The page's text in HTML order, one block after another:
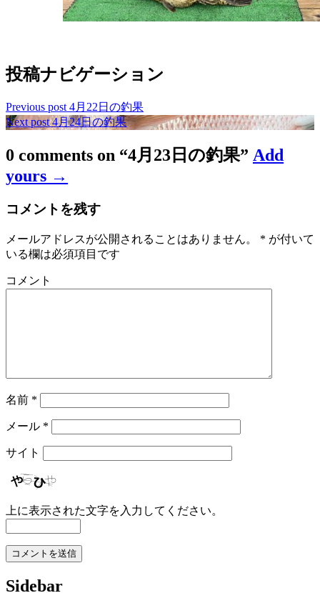
投稿ナビゲーション
Previous post 4月22日の釣果
Next post 4月24日の釣果
0 comments on “4月23日の釣果” Add
yours →
コメントを残す
メールアドレスが公開されることはありません。 * が付いて
いる欄は必須項目です
コメント
名前 *
メール *
サイト
上に表示された文字を入力してください。
Sidebar